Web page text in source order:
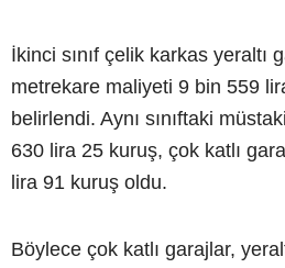
İkinci sınıf çelik karkas yeraltı
metrekare maliyeti 9 bin 559
belirlendi. Aynı sınıftaki
630 lira 25 kuruş, çok katlı
lira 91 kuruş oldu.
Böylece çok katlı garajlar,